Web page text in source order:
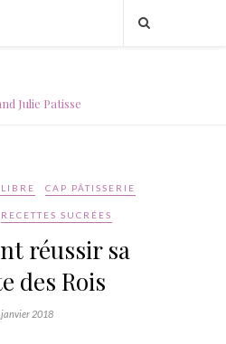
CAP PÂTISSERIE
RECETTES SUCRÉES
réussir sa
des Rois
janvier 2018